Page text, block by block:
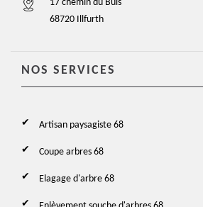
17 chemin du Buis
68720 Illfurth
NOS SERVICES
Artisan paysagiste 68
Coupe arbres 68
Elagage d'arbre 68